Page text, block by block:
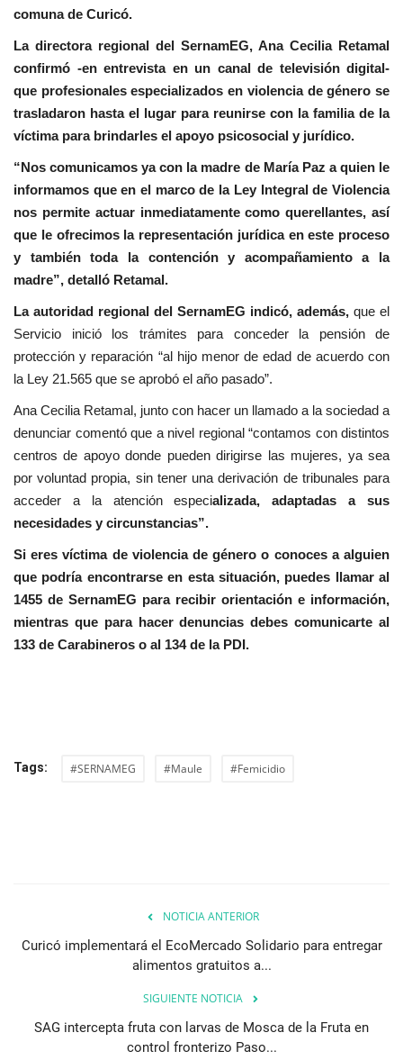
comuna de Curicó.
La directora regional del SernamEG, Ana Cecilia Retamal
confirmó -en entrevista en un canal de televisión digital-
que profesionales especializados en violencia de género se
trasladaron hasta el lugar para reunirse con la familia de la
víctima para brindarles el apoyo psicosocial y jurídico.
“Nos comunicamos ya con la madre de María Paz a quien le
informamos que en el marco de la Ley Integral de Violencia
nos permite actuar inmediatamente como querellantes, así
que le ofrecimos la representación jurídica en este proceso
y también toda la contención y acompañamiento a la
madre”, detalló Retamal.
La autoridad regional del SernamEG indicó, además, que el
Servicio inició los trámites para conceder la pensión de
protección y reparación “al hijo menor de edad de acuerdo con
la Ley 21.565 que se aprobó el año pasado”.
Ana Cecilia Retamal, junto con hacer un llamado a la sociedad a
denunciar comentó que a nivel regional “contamos con distintos
centros de apoyo donde pueden dirigirse las mujeres, ya sea
por voluntad propia, sin tener una derivación de tribunales para
acceder a la atención especializada, adaptadas a sus
necesidades y circunstancias”.
Si eres víctima de violencia de género o conoces a alguien
que podría encontrarse en esta situación, puedes llamar al
1455 de SernamEG para recibir orientación e información,
mientras que para hacer denuncias debes comunicarte al
133 de Carabineros o al 134 de la PDI.
Tags: #SERNAMEG #Maule #Femicidio
NOTICIA ANTERIOR
Curicó implementará el EcoMercado Solidario para entregar
alimentos gratuitos a...
SIGUIENTE NOTICIA
SAG intercepta fruta con larvas de Mosca de la Fruta en
control fronterizo Paso...